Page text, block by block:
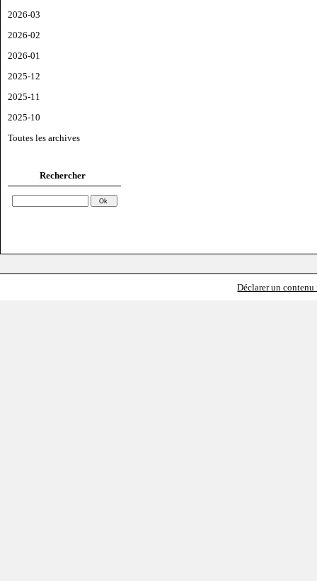
2026-03
2026-02
2026-01
2025-12
2025-11
2025-10
Toutes les archives
Rechercher
Déclarer un